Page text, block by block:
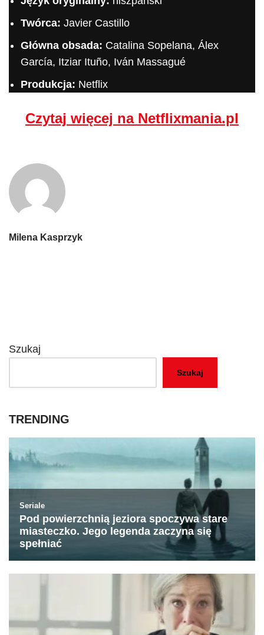
Twórca: Javier Castillo
Główna obsada: Catalina Sopelana, Álex
García, Itziar Ituño, Iván Massagué
Produkcja: Netflix
Czytaj więcej na Netflixmania.pl
Milena Kasprzyk
Szukaj
Szukaj
TRENDING